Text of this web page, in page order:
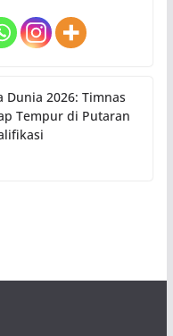
Dunia 2026: Timnas
Tempur di Putaran